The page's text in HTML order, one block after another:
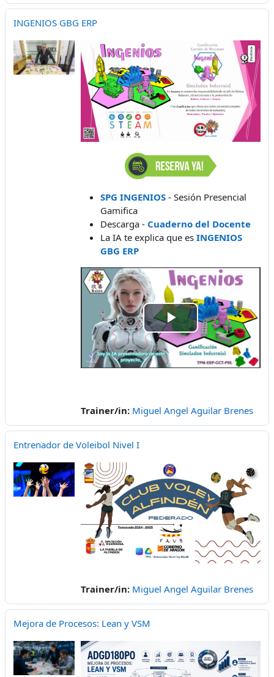
INGENIOS GBG ERP
SPG INGENIOS - Sesión Presencial
Gamifica
Descarga - Cuaderno del Docente
La IA te explica que es INGENIOS
GBG ERP
Video
abspielen
Trainer/in: Miguel Angel Aguilar Brenes
Entrenador de Voleibol Nivel I
Trainer/in: Miguel Angel Aguilar Brenes
Mejora de Procesos: Lean y VSM